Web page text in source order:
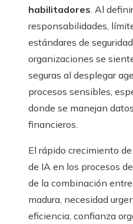
habilitadores. Al definir
responsabilidades,
estándares de
organizaciones se
seguras al desplegar
procesos sensibles,
donde se manejan
financieros.
El rápido crecimiento
de IA en los procesos
de la combinación
madura, necesidad
eficiencia, confianza